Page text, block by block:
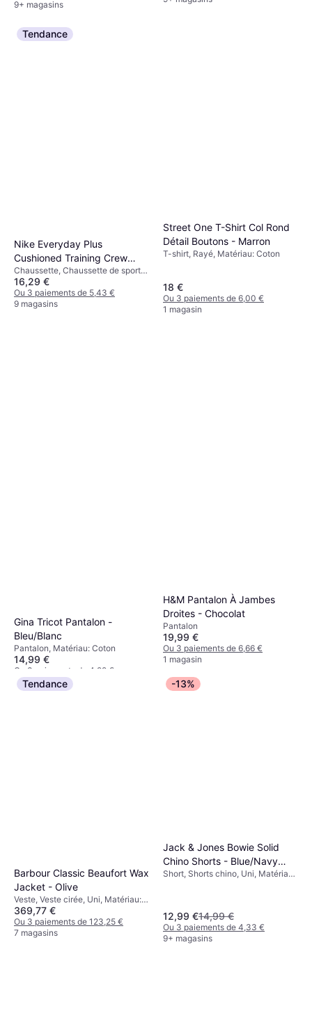
9+ magasins
Tendance
Nike Everyday Plus
Cushioned Training Crew
Socks 6-pack - White/Black
Chaussette, Chaussette de sport,
Uni, Matériau: Polyester, Nylon,
Élasthanne/Lycra/Spandex, Coton,
Respirant
16,29 €
Ou 3 paiements de 5,43 €
9 magasins
Street One T-Shirt Col Rond
Détail Boutons - Marron
T-shirt, Rayé, Matériau: Coton
18 €
Ou 3 paiements de 6,00 €
1 magasin
Gina Tricot Pantalon -
Bleu/Blanc
Pantalon, Matériau: Coton
14,99 €
Ou 3 paiements de 4,99 €
1 magasin
H&M Pantalon À Jambes
Droites - Chocolat
Pantalon
19,99 €
Ou 3 paiements de 6,66 €
1 magasin
Tendance
Barbour Classic Beaufort Wax
Jacket - Olive
Veste, Veste cirée, Uni, Matériau:
Corduroy, Polyester, Cire, Ciré,
Coupe-vent, Capuche
Détachable, Poches, Doublé,
369,77 €
Ou 3 paiements de 123,25 €
7 magasins
-13%
Jack & Jones Bowie Solid
Chino Shorts - Blue/Navy
Blazer
Short, Shorts chino, Uni, Matériau:
12,99 €14,99 €
Ou 3 paiements de 4,33 €
9+ magasins